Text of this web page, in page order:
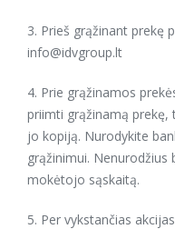
3. Prieš grąžinant prekę
info@idvgroup.lt
4. Prie grąžinamos
priimti grąžinamą
jo kopiją. Nurodykite
grąžinimui.
mokėtojo sąskaitą.
5. Per vykstančias